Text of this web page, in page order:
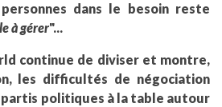
dans le besoin reste
à gérer"...
continue de diviser et montre,
les difficultés de négociation
politiques à la table autour